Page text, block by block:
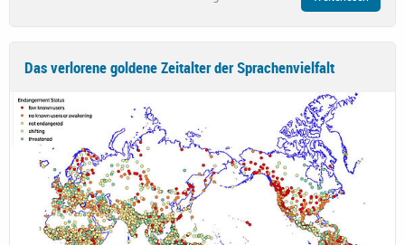
Das verlorene goldene Zeitalter der Sprachenvielfalt